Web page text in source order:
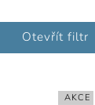
Otevřít filtr
AKCE